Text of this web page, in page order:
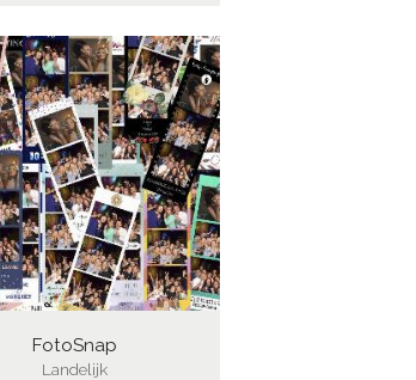
FotoSnap
Landelijk